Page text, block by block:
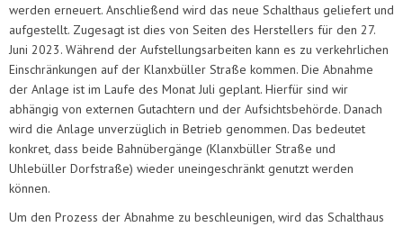
werden erneuert. Anschließend wird das neue Schalthaus geliefert und
aufgestellt. Zugesagt ist dies von Seiten des Herstellers für den 27.
Juni 2023. Während der Aufstellungsarbeiten kann es zu verkehrlichen
Einschränkungen auf der Klanxbüller Straße kommen. Die Abnahme
der Anlage ist im Laufe des Monat Juli geplant. Hierfür sind wir
abhängig von externen Gutachtern und der Aufsichtsbehörde. Danach
wird die Anlage unverzüglich in Betrieb genommen. Das bedeutet
konkret, dass beide Bahnübergänge (Klanxbüller Straße und
Uhlebüller Dorfstraße) wieder uneingeschränkt genutzt werden
können.
Um den Prozess der Abnahme zu beschleunigen, wird das Schalthaus